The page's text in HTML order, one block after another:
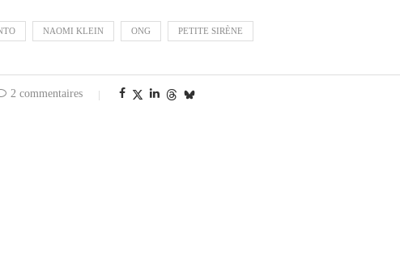
NAOMI KLEIN ONG PETITE SIRÈNE
2 commentaires